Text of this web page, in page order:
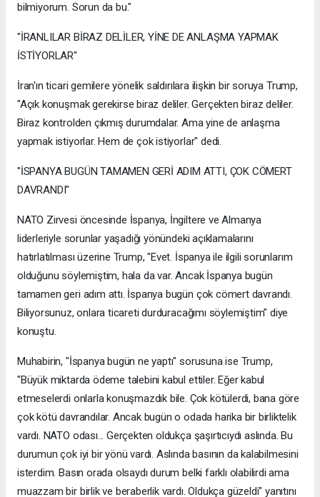
bilmiyorum. Sorun da bu."
"İRANLILAR BİRAZ DELİLER, YİNE DE ANLAŞMA YAPMAK
İSTİYORLAR"
İran'ın ticari gemilere yönelik saldırılara ilişkin bir soruya Trump,
"Açık konuşmak gerekirse biraz deliler. Gerçekten biraz deliler.
Biraz kontrolden çıkmış durumdalar. Ama yine de anlaşma
yapmak istiyorlar. Hem de çok istiyorlar" dedi.
"İSPANYA BUGÜN TAMAMEN GERİ ADIM ATTI, ÇOK CÖMERT
DAVRANDI"
NATO Zirvesi öncesinde İspanya, İngiltere ve Almanya
liderleriyle sorunlar yaşadığı yönündeki açıklamalarını
hatırlatılması üzerine Trump, "Evet. İspanya ile ilgili sorunlarım
olduğunu söylemiştim, hala da var. Ancak İspanya bugün
tamamen geri adım attı. İspanya bugün çok cömert davrandı.
Biliyorsunuz, onlara ticareti durduracağımı söylemiştim" diye
konuştu.
Muhabirin, "İspanya bugün ne yaptı" sorusuna ise Trump,
"Büyük miktarda ödeme talebini kabul ettiler. Eğer kabul
etmeselerdi onlarla konuşmazdık bile. Çok kötülerdi, bana göre
çok kötü davrandılar. Ancak bugün o odada harika bir birliktelik
vardı. NATO odası... Gerçekten oldukça şaşırtıcıydı aslında. Bu
durumun çok iyi bir yönü vardı. Aslında basının da kalabilmesini
isterdim. Basın orada olsaydı durum belki farklı olabilirdi ama
muazzam bir birlik ve beraberlik vardı. Oldukça güzeldi" yanıtını